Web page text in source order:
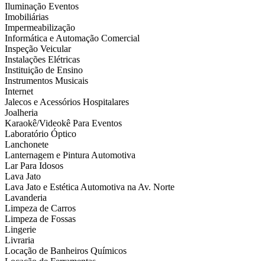
Iluminação Eventos
Imobiliárias
Impermeabilização
Informática e Automação Comercial
Inspeção Veicular
Instalações Elétricas
Instituição de Ensino
Instrumentos Musicais
Internet
Jalecos e Acessórios Hospitalares
Joalheria
Karaokê/Videokê Para Eventos
Laboratório Óptico
Lanchonete
Lanternagem e Pintura Automotiva
Lar Para Idosos
Lava Jato
Lava Jato e Estética Automotiva na Av. Norte
Lavanderia
Limpeza de Carros
Limpeza de Fossas
Lingerie
Livraria
Locação de Banheiros Químicos